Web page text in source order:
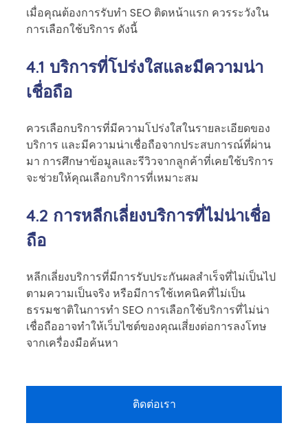
เมื่อคุณต้องการรับทำ SEO ติดหน้าแรก ควรระวังใน
การเลือกใช้บริการ ดังนี้
4.1 บริการที่โปร่งใสและมีความน่า
เชื่อถือ
ควรเลือกบริการที่มีความโปร่งใสในรายละเอียดของ
บริการ และมีความน่าเชื่อถือจากประสบการณ์ที่ผ่าน
มา การศึกษาข้อมูลและรีวิวจากลูกค้าที่เคยใช้บริการ
จะช่วยให้คุณเลือกบริการที่เหมาะสม
4.2 การหลีกเลี่ยงบริการที่ไม่น่าเชื่อ
ถือ
หลีกเลี่ยงบริการที่มีการรับประกันผลสำเร็จที่ไม่เป็นไป
ตามความเป็นจริง หรือมีการใช้เทคนิคที่ไม่เป็น
ธรรมชาติในการทำ SEO การเลือกใช้บริการที่ไม่น่า
เชื่อถืออาจทำให้เว็บไซต์ของคุณเสี่ยงต่อการลงโทษ
จากเครื่องมือค้นหา
ติดต่อเรา